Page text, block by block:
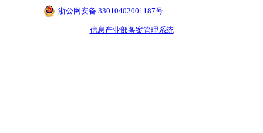
浙公网安备 33010402001187号
信息产业部备案管理系统